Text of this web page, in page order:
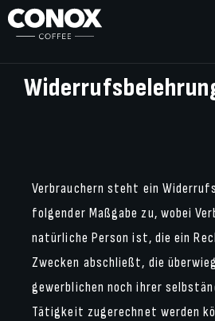
Verbrauchern steht ein
folgender Maßgabe zu, wobei
natürliche Person ist, die ein
Zwecken abschließt, die
gewerblichen noch ihrer
Tätigkeit zugerechnet werden